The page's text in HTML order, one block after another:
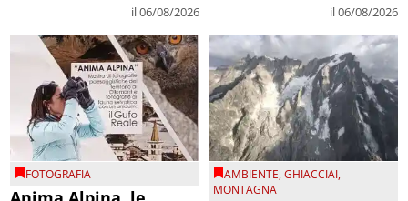
il 06/08/2026 il 06/08/2026
FOTOGRAFIA AMBIENTE,GHIACCIAI,
MONTAGNA